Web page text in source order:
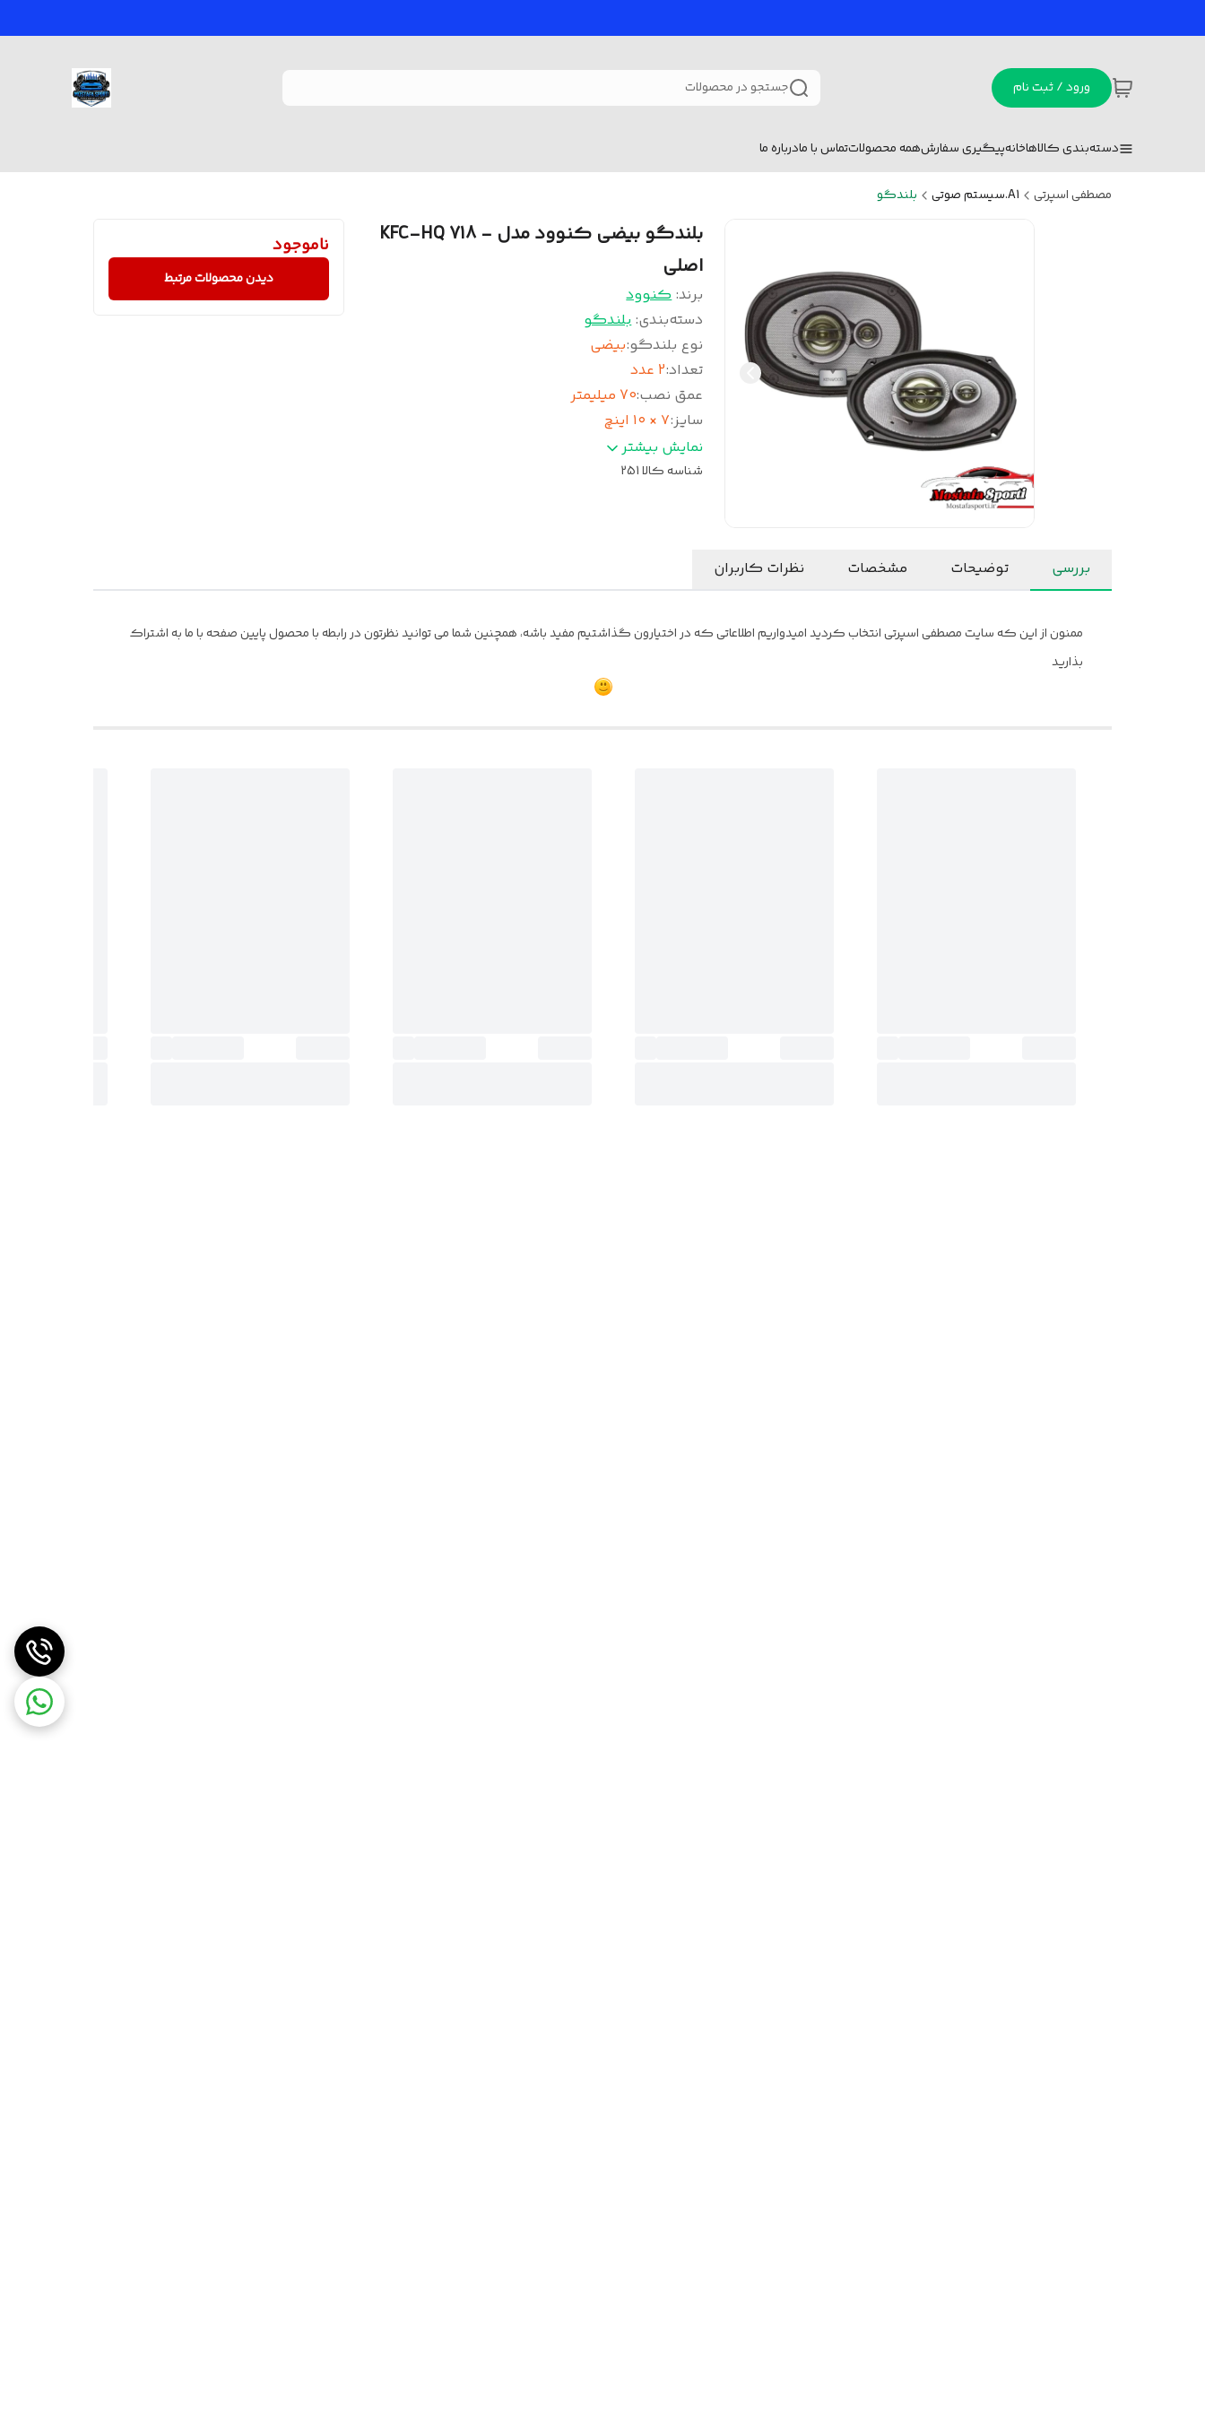
ورود / ثبت نام جستجو در محصولات
دسته‌بندی کالاهاخانهپیگیری سفارشهمه محصولاتتماس با مادرباره ما
مصطفی اسپرتی A1.سیستم صوتی بلندگو
بلندگو بیضی کنوود مدل - KFC-HQ 718
اصلی
برند:کنوود
دسته‌بندی:بلندگو
نوع بلندگو:بیضی
تعداد:2 عدد
عمق نصب:70 میلیمتر
سایز:۷ × ۱۰ اینچ
بیشینه صدای خروجی
نمایش بیشتر
شناسه کالا251
ناموجود
دیدن محصولات مرتبط
بررسی توضیحات مشخصات نظرات کاربران
ممنون از این که سایت مصطفی اسپرتی انتخاب کردید امیدواریم اطلاعاتی که در اختیارون گذاشتیم مفید باشه، همچنین شما می توانید نظرتون در رابطه با محصول پایین صفحه با ما به اشتراک
بذارید